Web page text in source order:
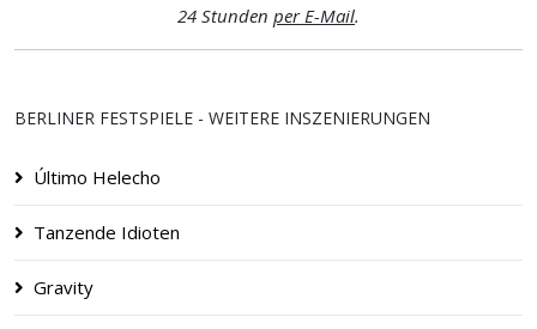
24 Stunden per E-Mail.
BERLINER FESTSPIELE - WEITERE INSZENIERUNGEN
Último Helecho
Tanzende Idioten
Gravity